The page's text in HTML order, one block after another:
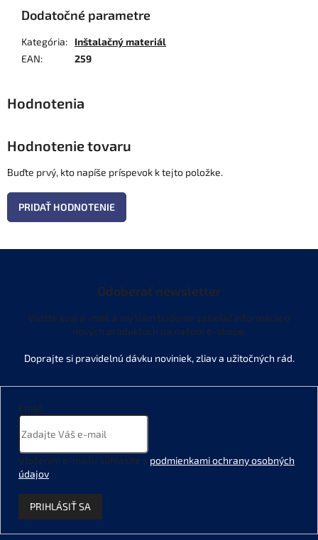
Dodatočné parametre
Kategória:
Inštalačný materiál
EAN: 259
Hodnotenie tovaru
Buďte prvý, kto napíše príspevok k tejto položke.
PRIDAŤ HODNOTENIE
Odoberať newsletter
Vložte svoj e-mail a my Vám budeme zasielať informácie o
nových produktoch na našom e-shope.
Email
Vložením e-mailu súhlasíte s podmienkami ochrany osobných
údajov.
PRIHLÁSIŤ SA